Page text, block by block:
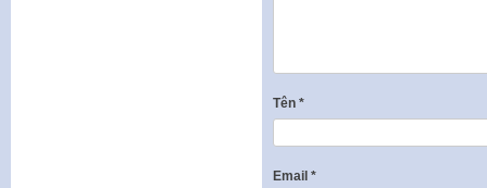
Tên *
Email *